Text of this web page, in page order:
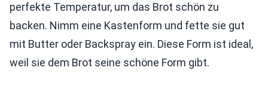
perfekte Temperatur, um das Brot schön zu
backen. Nimm eine Kastenform und fette sie gut
mit Butter oder Backspray ein. Diese Form ist ideal,
weil sie dem Brot seine schöne Form gibt.